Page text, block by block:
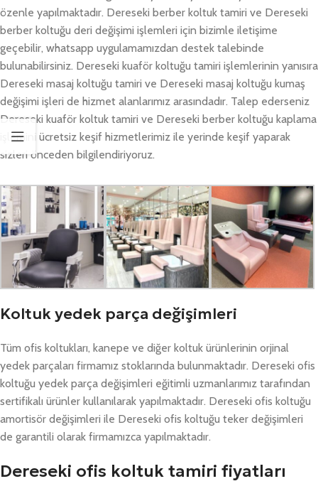
özenle yapılmaktadır. Dereseki berber koltuk tamiri ve Dereseki
berber koltuğu deri değişimi işlemleri için bizimle iletişime
geçebilir, whatsapp uygulamamızdan destek talebinde
bulunabilirsiniz. Dereseki kuaför koltuğu tamiri işlemlerinin yanısıra
Dereseki masaj koltuğu tamiri ve Dereseki masaj koltuğu kumaş
değişimi işleri de hizmet alanlarımız arasındadır. Talep ederseniz
Dereseki kuaför koltuk tamiri ve Dereseki berber koltuğu kaplama
işlemini ücretsiz keşif hizmetlerimiz ile yerinde keşif yaparak
sizleri önceden bilgilendiriyoruz.
Koltuk yedek parça değişimleri
Tüm ofis koltukları, kanepe ve diğer koltuk ürünlerinin orjinal
yedek parçaları firmamız stoklarında bulunmaktadır. Dereseki ofis
koltuğu yedek parça değişimleri eğitimli uzmanlarımız tarafından
sertifikalı ürünler kullanılarak yapılmaktadır. Dereseki ofis koltuğu
amortisör değişimleri ile Dereseki ofis koltuğu teker değişimleri
de garantili olarak firmamızca yapılmaktadır.
Dereseki ofis koltuk tamiri fiyatları